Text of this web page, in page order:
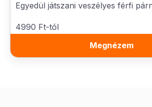
Egyedül játszani veszélyes férfi
4990 Ft-tól
Megnézem